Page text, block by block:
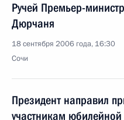
Ручей Премьер-
Дюрчаня
18 сентября 2006 года, 16:30
Сочи
Президент направил
участникам